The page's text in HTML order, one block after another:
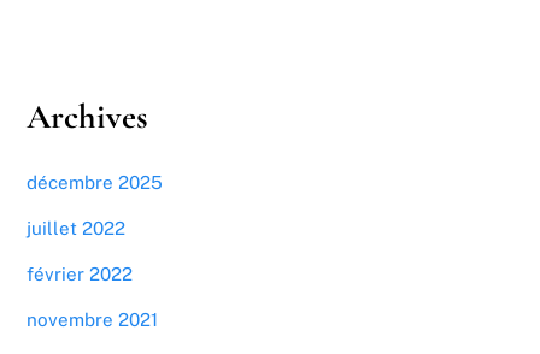
Archives
décembre 2025
juillet 2022
février 2022
novembre 2021